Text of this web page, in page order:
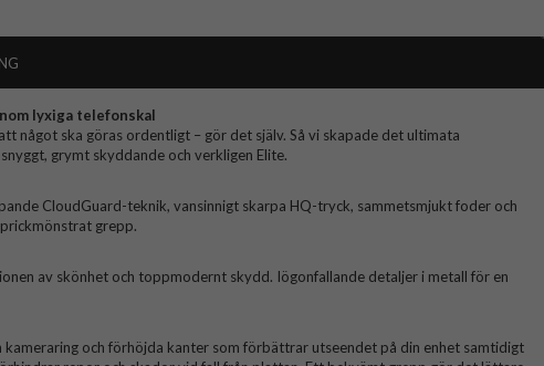
lyxiga telefonskal
något ska göras ordentligt – gör det själv. Så vi skapade det ultimata
grymt skyddande och verkligen Elite.
CloudGuard-teknik, vansinnigt skarpa HQ-tryck, sammetsmjukt foder och
grepp.
av skönhet och toppmodernt skydd. Iögonfallande detaljer i metall för en
kameraring och förhöjda kanter som förbättrar utseendet på din enhet samtidigt